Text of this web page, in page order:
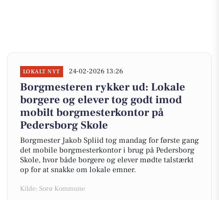
LOKALT NYT 24-02-2026 13:26
Borgmesteren rykker ud: Lokale
borgere og elever tog godt imod
mobilt borgmesterkontor på
Pedersborg Skole
Borgmester Jakob Spliid tog mandag for første gang
det mobile borgmesterkontor i brug på Pedersborg
Skole, hvor både borgere og elever mødte talstærkt
op for at snakke om lokale emner.
Kilde: Sorø Kommune